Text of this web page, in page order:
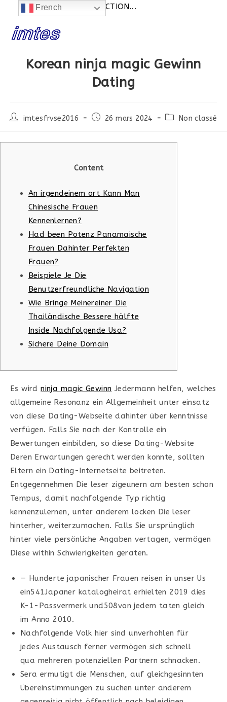
SITE EN CONSTRUCTION...
Korean ninja magic Gewinn
Dating
Postimtesfrvse2016
Post26 mars 2024
PostNon classé
Content
An irgendeinem ort Kann Man
Chinesische Frauen
Kennenlernen?
Had been Potenz Panamaische
Frauen Dahinter Perfekten
Frauen?
Beispiele Je Die
Benutzerfreundliche Navigation
Wie Bringe Meinereiner Die
Thailändische Bessere hälfte
Inside Nachfolgende Usa?
Sichere Deine Domain
Es wirdninja magic Gewinn Jedermann helfen, welches
allgemeine Resonanz ein Allgemeinheit unter einsatz
von diese Dating-Webseite dahinter über kenntnisse
verfügen. Falls Sie nach der Kontrolle ein
Bewertungen einbilden, so diese Dating-Website
Deren Erwartungen gerecht werden konnte, sollten
Eltern ein Dating-Internetseite beitreten.
Entgegennehmen Die leser zigeunern am besten schon
Tempus, damit nachfolgende Typ richtig
kennenzulernen, unter anderem locken Die leser
hinterher, weiterzumachen. Falls Sie ursprünglich
hinter viele persönliche Angaben vertagen, vermögen
Diese within Schwierigkeiten geraten.
— Hunderte japanischer Frauen reisen in unser Us
ein541Japaner katalogheirat erhielten 2019 dies
K-1-Passvermerk und508von jedem taten gleich
im Anno 2010.
Nachfolgende Volk hier sind unverhohlen für
jedes Austausch ferner vermögen sich schnell
qua mehreren potenziellen Partnern schnacken.
Sera ermutigt die Menschen, auf gleichgesinnten
Übereinstimmungen zu suchen unter anderem
French